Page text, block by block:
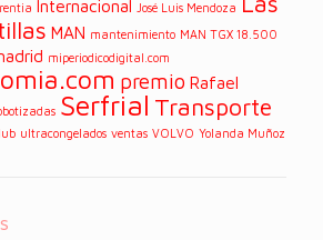
Internacional José Luis Mendoza
MAN mantenimiento MAN TGX 18.500
miperiodicodigital.com
premio Rafael
Serfrial Transporte
ultracongelados ventas VOLVO Yolanda Muñoz